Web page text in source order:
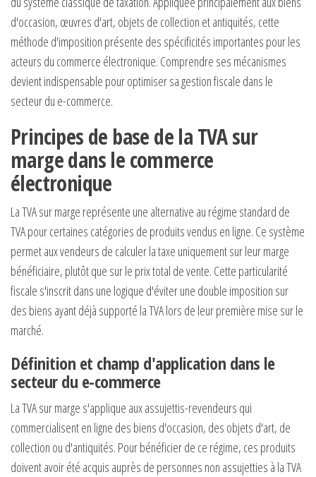
d'occasion, œuvres d'art, objets de collection et antiquités, cette
méthode d'imposition présente des spécificités importantes pour les
acteurs du commerce électronique. Comprendre ses mécanismes
devient indispensable pour optimiser sa gestion fiscale dans le
secteur du e-commerce.
Principes de base de la TVA sur
marge dans le commerce
électronique
La TVA sur marge représente une alternative au régime standard de
TVA pour certaines catégories de produits vendus en ligne. Ce système
permet aux vendeurs de calculer la taxe uniquement sur leur marge
bénéficiaire, plutôt que sur le prix total de vente. Cette particularité
fiscale s'inscrit dans une logique d'éviter une double imposition sur
des biens ayant déjà supporté la TVA lors de leur première mise sur le
marché.
Définition et champ d'application dans le
secteur du e-commerce
La TVA sur marge s'applique aux assujettis-revendeurs qui
commercialisent en ligne des biens d'occasion, des objets d'art, de
collection ou d'antiquités. Pour bénéficier de ce régime, ces produits
doivent avoir été acquis auprès de personnes non assujetties à la TVA